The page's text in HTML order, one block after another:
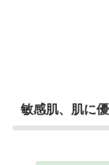
敏感肌、肌に